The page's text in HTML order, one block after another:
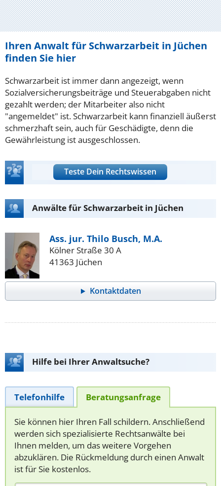
Ihren Anwalt für Schwarzarbeit in Jüchen
finden Sie hier
Schwarzarbeit ist immer dann angezeigt, wenn
Sozialversicherungsbeiträge und Steuerabgaben nicht
gezahlt werden; der Mitarbeiter also nicht
"angemeldet" ist. Schwarzarbeit kann finanziell äußerst
schmerzhaft sein, auch für Geschädigte, denn die
Gewährleistung ist ausgeschlossen.
Teste Dein Rechtswissen
Anwälte für Schwarzarbeit in Jüchen
Ass. jur. Thilo Busch, M.A.
Kölner Straße 30 A
41363 Jüchen
Kontaktdaten
Hilfe bei Ihrer Anwaltsuche?
Telefonhilfe Beratungsanfrage
Sie können hier Ihren Fall schildern. Anschließend
werden sich spezialisierte Rechtsanwälte bei
Ihnen melden, um das weitere Vorgehen
abzuklären. Die Rückmeldung durch einen Anwalt
ist für Sie kostenlos.